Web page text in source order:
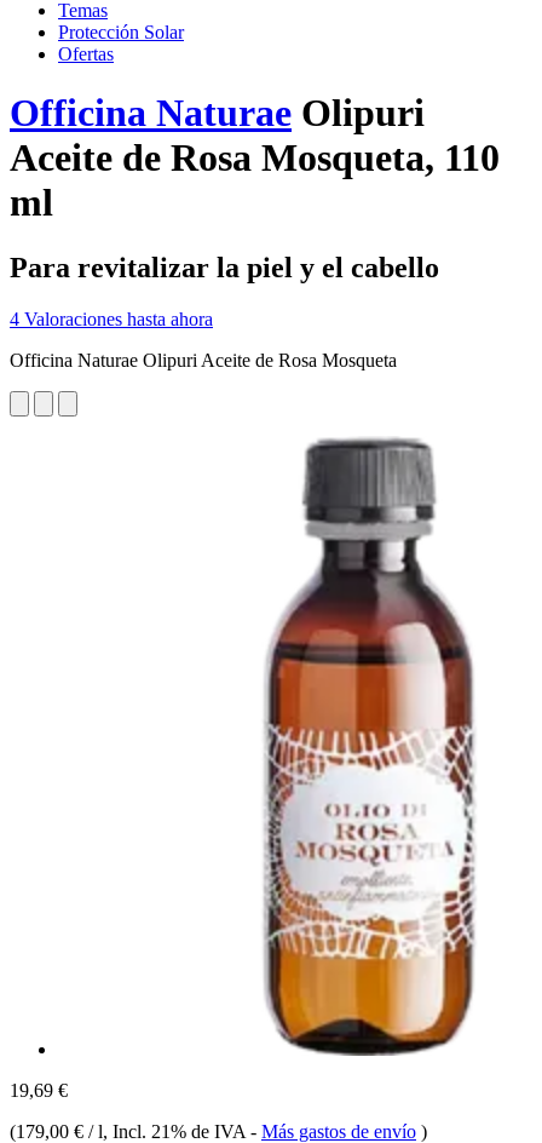
Temas
Protección Solar
Ofertas
Officina Naturae Olipuri
Aceite de Rosa Mosqueta, 110
ml
Para revitalizar la piel y el cabello
4 Valoraciones hasta ahora
Officina Naturae Olipuri Aceite de Rosa Mosqueta
19,69 €
(179,00 € / l, Incl. 21% de IVA - Más gastos de envío )